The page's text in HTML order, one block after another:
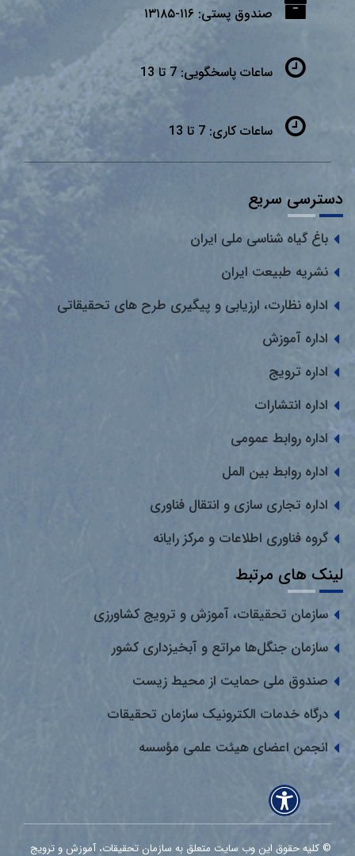
صندوق پستی: ۱۱۶-۱۳۱۸۵
ساعات پاسخگویی: 7 تا 13
ساعات کاری: 7 تا 13
دسترسی سریع
باغ گیاه شناسی ملی ایران
نشریه طبیعت ایران
اداره نظارت، ارزیابی و پیگیری طرح های تحقیقاتی
اداره آموزش
اداره ترویج
اداره انتشارات
اداره روابط عمومی
اداره روابط بین المل
اداره تجاری سازی و انتقال فناوری
گروه فناوری اطلاعات و مرکز رایانه
لینک های مرتبط
سازمان تحقیقات، آموزش و ترویج کشاورزی
سازمان جنگل‌ها مراتع و آبخیزداری کشور
صندوق ملی حمایت از محیط زیست
درگاه خدمات الکترونیک سازمان تحقیقات
انجمن اعضای هیئت علمی مؤسسه
© کلیه حقوق این وب سایت متعلق به سازمان تحقیقات، آموزش و ترویج